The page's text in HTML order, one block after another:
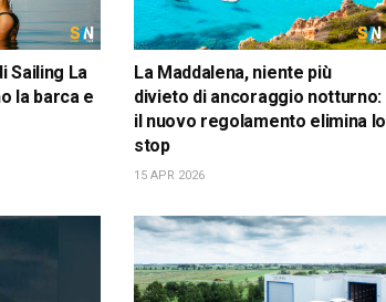
Sailing La
la barca e
La Maddalena, niente più
divieto di ancoraggio notturno:
il nuovo regolamento elimina lo
stop
15 APR 2026